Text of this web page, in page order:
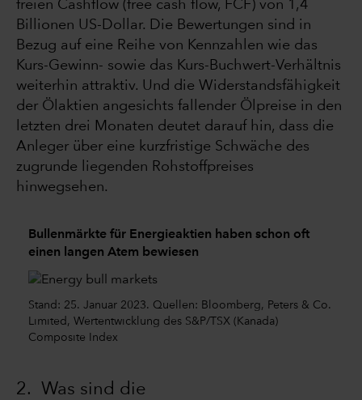
freien Cashflow (free cash flow, FCF) von 1,4
Billionen US-Dollar. Die Bewertungen sind in
Bezug auf eine Reihe von Kennzahlen wie das
Kurs-Gewinn- sowie das Kurs-Buchwert-Verhältnis
weiterhin attraktiv. Und die Widerstandsfähigkeit
der Ölaktien angesichts fallender Ölpreise in den
letzten drei Monaten deutet darauf hin, dass die
Anleger über eine kurzfristige Schwäche des
zugrunde liegenden Rohstoffpreises
hinwegsehen.
Bullenmärkte für Energieaktien haben schon oft
einen langen Atem bewiesen
Stand: 25. Januar 2023. Quellen: Bloomberg, Peters & Co.
Limited, Wertentwicklung des S&P/TSX (Kanada)
Composite Index
2. Was sind die